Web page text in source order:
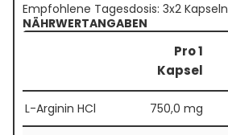
Empfohlene Tagesdosis: 3x2 Kapseln
NÄHRWERTANGABEN
Pro 1
Kapsel
L-Arginin HCl 750,0 mg